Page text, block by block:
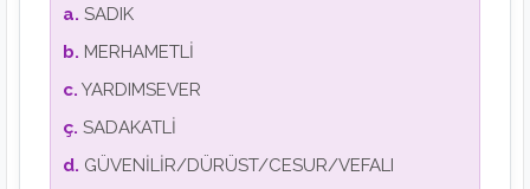
a. SADIK
b. MERHAMETLİ
c. YARDIMSEVER
ç. SADAKATLİ
d. GÜVENİLİR/DÜRÜST/CESUR/VEFALI